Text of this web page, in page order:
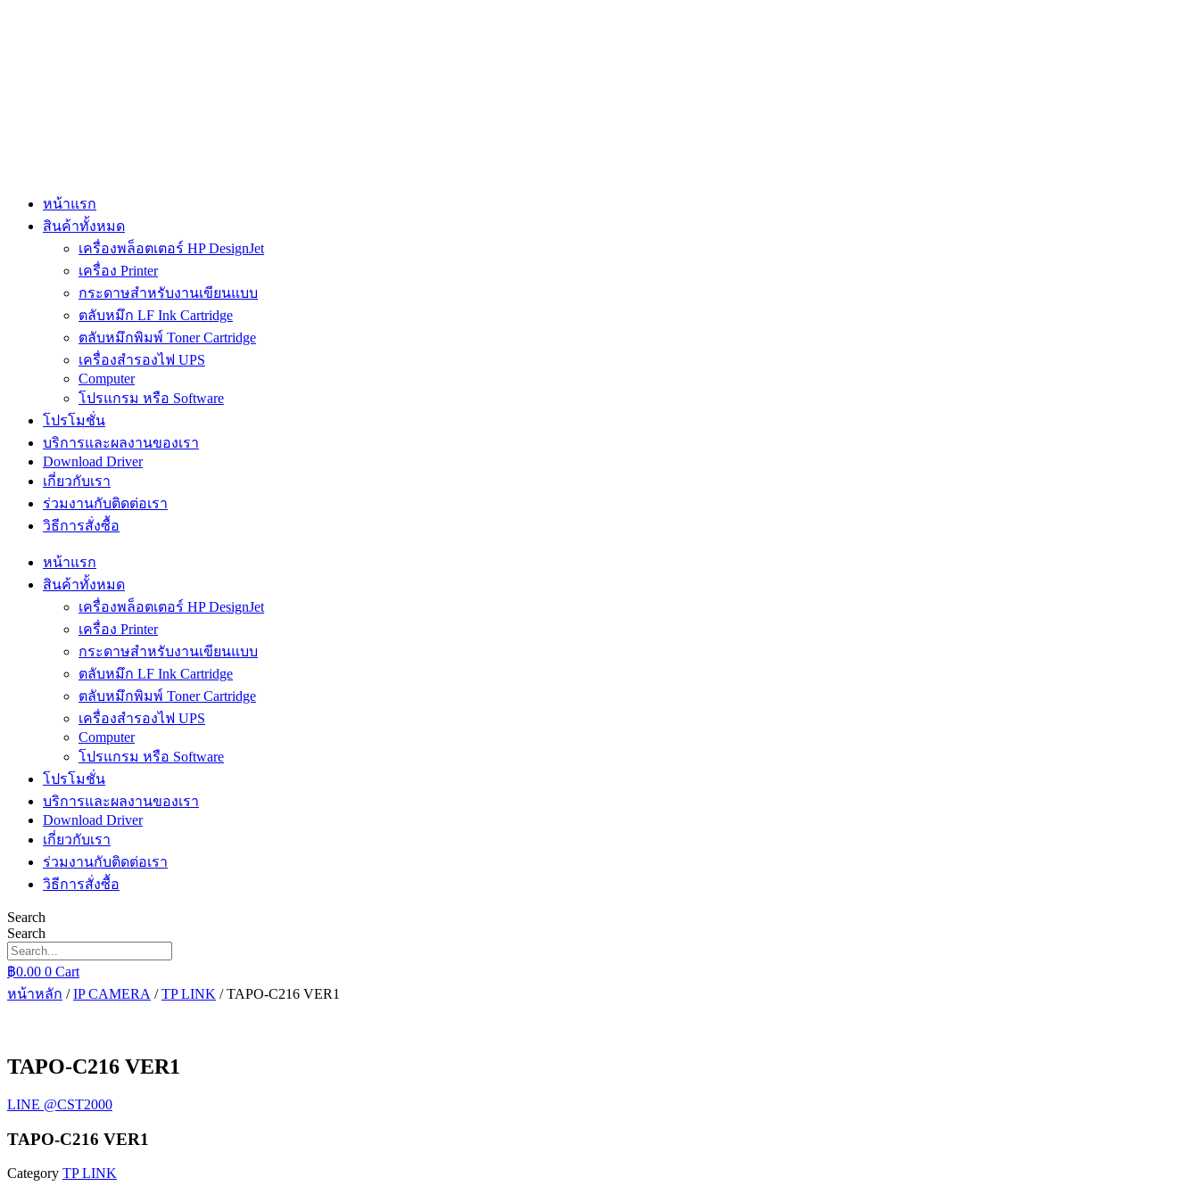
หน้าแรก
สินค้าทั้งหมด
เครื่องพล็อตเตอร์ HP DesignJet
เครื่อง Printer
กระดาษสำหรับงานเขียนแบบ
ตลับหมึก LF Ink Cartridge
ตลับหมึกพิมพ์ Toner Cartridge
เครื่องสำรองไฟ UPS
Computer
โปรแกรม หรือ Software
โปรโมชั่น
บริการและผลงานของเรา
Download Driver
เกี่ยวกับเรา
ร่วมงานกับติดต่อเรา
วิธีการสั่งซื้อ
หน้าแรก
สินค้าทั้งหมด
เครื่องพล็อตเตอร์ HP DesignJet
เครื่อง Printer
กระดาษสำหรับงานเขียนแบบ
ตลับหมึก LF Ink Cartridge
ตลับหมึกพิมพ์ Toner Cartridge
เครื่องสำรองไฟ UPS
Computer
โปรแกรม หรือ Software
โปรโมชั่น
บริการและผลงานของเรา
Download Driver
เกี่ยวกับเรา
ร่วมงานกับติดต่อเรา
วิธีการสั่งซื้อ
Search
Search
฿0.00 0 Cart
หน้าหลัก /IP CAMERA /TP LINK / TAPO-C216 VER1
TAPO-C216 VER1
LINE @CST2000
TAPO-C216 VER1
Category TP LINK